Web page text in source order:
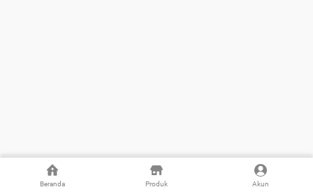
Beranda Produk Akun